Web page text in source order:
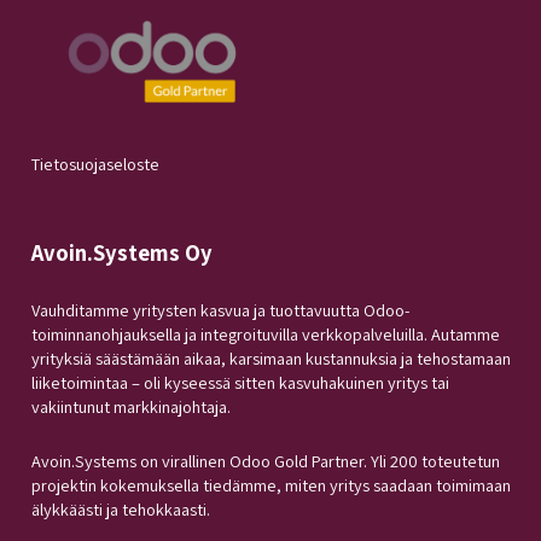
Tietosuojaseloste
Avoin.Systems Oy
Vauhditamme yritysten kasvua ja tuottavuutta Odoo-
toiminnanohjauksella ja integroituvilla verkkopalveluilla. Autamme
yrityksiä säästämään aikaa, karsimaan kustannuksia ja tehostamaan
liiketoimintaa – oli kyseessä sitten kasvuhakuinen yritys tai
vakiintunut markkinajohtaja.
Avoin.Systems on virallinen Odoo Gold Partner. Yli 200 toteutetun
projektin kokemuksella tiedämme, miten yritys saadaan toimimaan
älykkäästi ja tehokkaasti.